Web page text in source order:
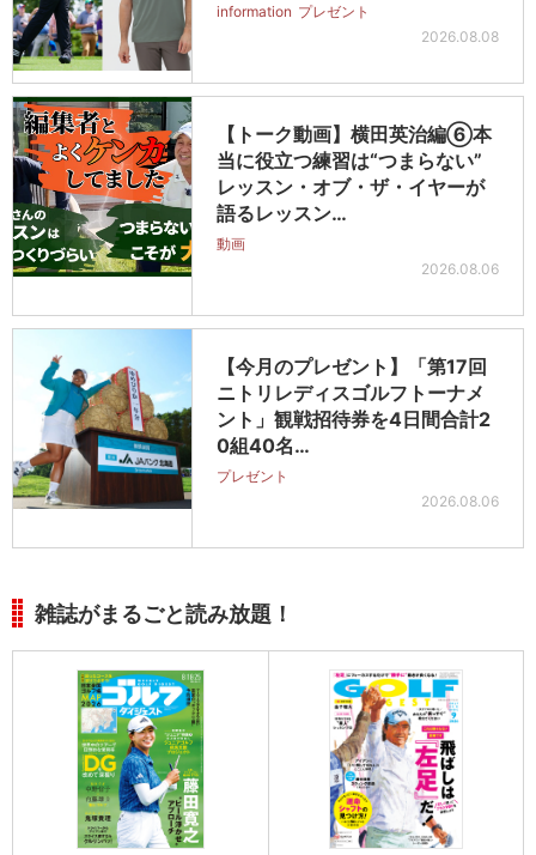
information プレゼント
2026.08.08
【トーク動画】横田英治編⑥本
当に役立つ練習は“つまらない”
レッスン・オブ・ザ・イヤーが
語るレッスン…
動画
2026.08.06
【今月のプレゼント】「第17回
ニトリレディスゴルフトーナメ
ント」観戦招待券を4日間合計2
0組40名…
プレゼント
2026.08.06
雑誌がまるごと読み放題！